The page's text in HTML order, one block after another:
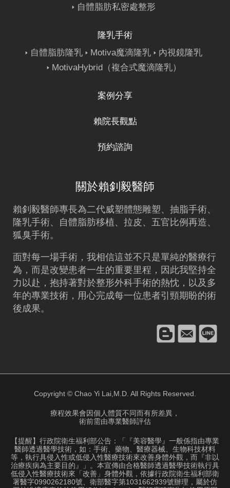
自體脂肪私密處整形
隆乳手術
自體脂肪隆乳
Motiva魔滴隆乳
內視鏡隆乳
MotivaHybrid（複合式魔滴隆乳）
案例分享
賴院長觀點
預約諮詢
關於賴釗毅醫師
賴釗毅醫師專長為二代威塑體態雕塑、 抽脂手術、
隆乳手術、 自體脂肪移植、拉皮、五官比例再造、
狐臭手術。
面對每一場手術，我相信這並不只是單純的醫療行
為，而是改變患者一生的重要里程，因此我堅持全
力以赴，抱持著對於整形外科手術的熱忱，以及多
年的專業技術，用心完成每一位患者引頸期盼的術
後成果。
Copyright © Chao Yi Lai,M.D. All Rights Reserved.
療程效果會因個人體質不同而有所差異，
術前需由專業醫師評估
【提醒】行政院衛生福利部公告：「『美容醫學』一般係指由專業
醫師透過醫學技術，如：手術、藥物、醫療器械、生物科技材料
等，執行具侵入性或低侵入性醫療技術來改善身體外觀，而『非以
治療疾病為主要目的』」。本宣傳由合格醫師透過醫學技術執行具
低侵入性醫療技術來「改善」身體外觀，依據行政院衛生福利部衛
署醫字0990262180號、衛部醫字第1031662939號辦理，屬於仿